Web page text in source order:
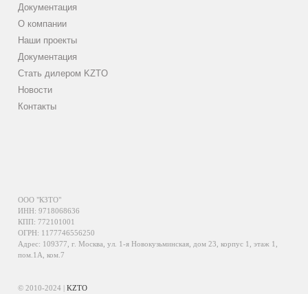
Документация
О компании
Наши проекты
Документация
Стать дилером KZTO
Новости
Контакты
ООО "КЗТО"
ИНН: 9718068636
КПП: 772101001
ОГРН: 1177746556250
Адрес: 109377, г. Москва, ул. 1-я Новокузьминская, дом 23, корпус 1, этаж 1,
пом.1А, ком.7
© 2010-2024 |KZTO